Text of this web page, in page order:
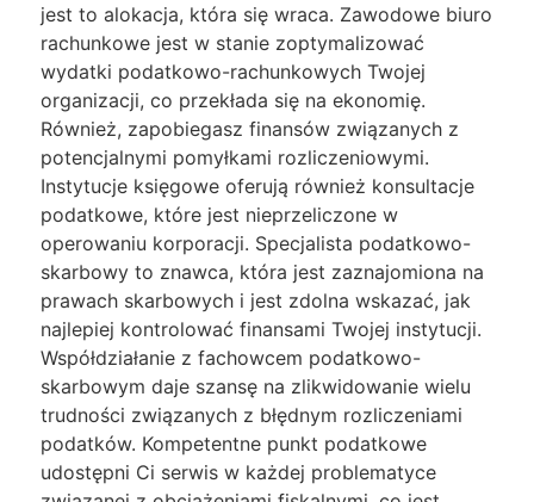
jest to alokacja, która się wraca. Zawodowe biuro
rachunkowe jest w stanie zoptymalizować
wydatki podatkowo-rachunkowych Twojej
organizacji, co przekłada się na ekonomię.
Również, zapobiegasz finansów związanych z
potencjalnymi pomyłkami rozliczeniowymi.
Instytucje księgowe oferują również konsultacje
podatkowe, które jest nieprzeliczone w
operowaniu korporacji. Specjalista podatkowo-
skarbowy to znawca, która jest zaznajomiona na
prawach skarbowych i jest zdolna wskazać, jak
najlepiej kontrolować finansami Twojej instytucji.
Współdziałanie z fachowcem podatkowo-
skarbowym daje szansę na zlikwidowanie wielu
trudności związanych z błędnym rozliczeniami
podatków. Kompetentne punkt podatkowe
udostępni Ci serwis w każdej problematyce